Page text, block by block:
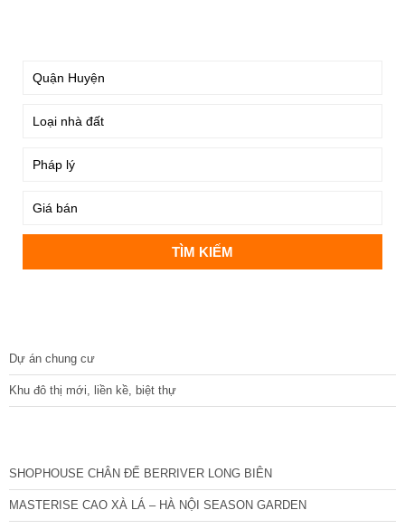
Dự án chung cư
Khu đô thị mới, liền kề, biệt thự
SHOPHOUSE CHÂN ĐẾ BERRIVER LONG BIÊN
MASTERISE CAO XÀ LÁ – HÀ NỘI SEASON GARDEN